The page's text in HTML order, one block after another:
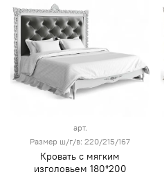
арт.
Размер ш/г/в: 220/215/167
Кровать с мягким
изголовьем 180*200